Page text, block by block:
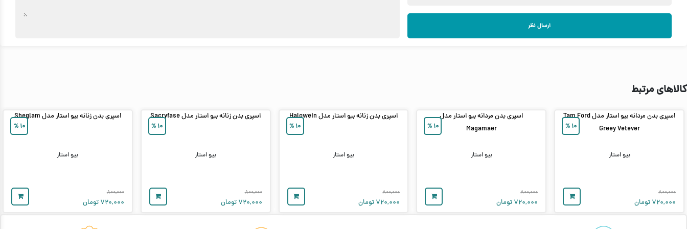
ارسال نظر
کالاهای مرتبط
۱۰ %
اسپری بدن مردانه بیو استار مدل Tam Ford
Greey Vetever
بیو استار
۸۰۰,۰۰۰
۷۲۰,۰۰۰ تومان
۱۰ %
اسپری بدن مردانه بیو استار مدل
Magamaer
بیو استار
۸۰۰,۰۰۰
۷۲۰,۰۰۰ تومان
۱۰ %
اسپری بدن زنانه بیو استار مدل Halowein
بیو استار
۸۰۰,۰۰۰
۷۲۰,۰۰۰ تومان
۱۰ %
اسپری بدن زنانه بیو استار مدل Sacryfase
بیو استار
۸۰۰,۰۰۰
۷۲۰,۰۰۰ تومان
۱۰ %
اسپری بدن زنانه بیو استار مدل Sheglam
بیو استار
۸۰۰,۰۰۰
۷۲۰,۰۰۰ تومان